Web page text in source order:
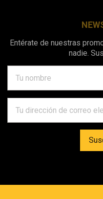
Entérate de nuestras
nadie.